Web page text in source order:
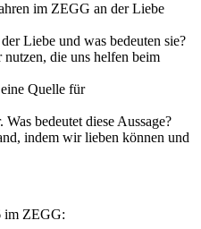
im ZEGG an der Liebe
Liebe und was bedeuten sie?
die uns helfen beim
Quelle für
bedeutet diese Aussage?
indem wir lieben können und
im ZEGG: